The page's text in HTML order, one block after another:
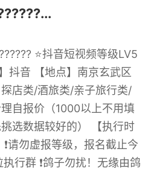
⭐️抖音短视频等级LV5
抖音 【地点】南京玄武区
店类/酒旅类/亲子旅行类/
自报价（1000以上不用填
选数据较好的） 【执行时
请勿虚报等级，报名截止今
行群 ❗️鸽子勿扰！无缘由鸽